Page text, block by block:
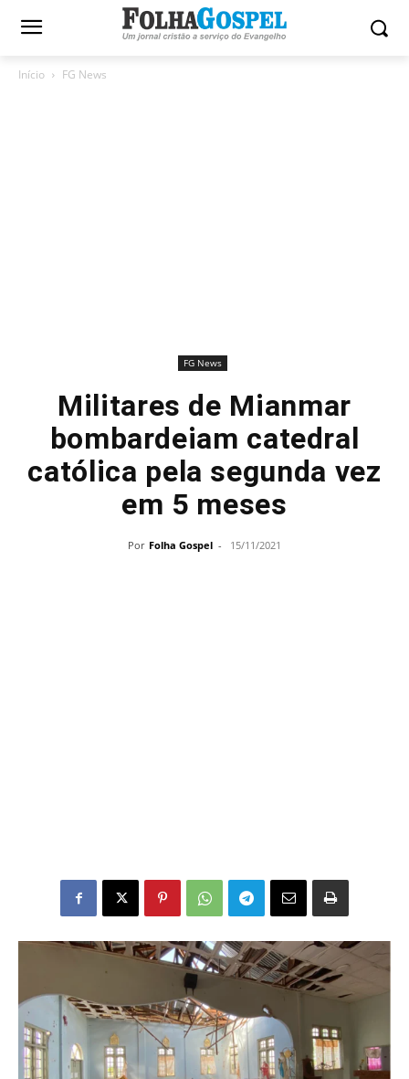
Início FG News
FG News
Militares de Mianmar
bombardeiam catedral
católica pela segunda vez
em 5 meses
Por Folha Gospel - 15/11/2021